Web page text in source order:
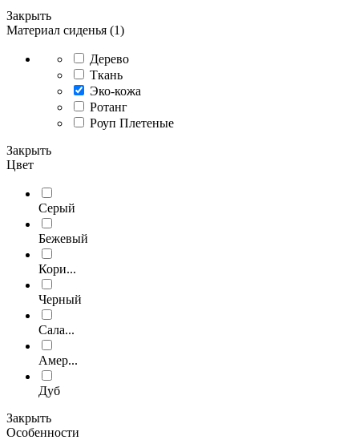
Закрыть
Материал сиденья (1)
Дерево
Ткань
Эко-кожа
Ротанг
Роуп Плетеные
Закрыть
Цвет
Серый
Бежевый
Кори...
Черный
Сала...
Амер...
Дуб
Закрыть
Особенности